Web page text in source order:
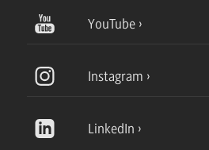
YouTube
Instagram
LinkedIn